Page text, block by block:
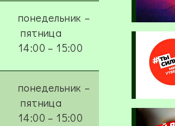
понедельник –
пятница
14:00 – 15:00
понедельник –
пятница
14:00 – 15:00